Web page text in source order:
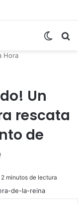
Hora
Un
rescata
de
2 minutos de lectura